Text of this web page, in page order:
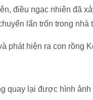
điều ngạc nhiên đã
lẩn trốn trong nhà
phát hiện ra con rồng
quay lại được hình ảnh